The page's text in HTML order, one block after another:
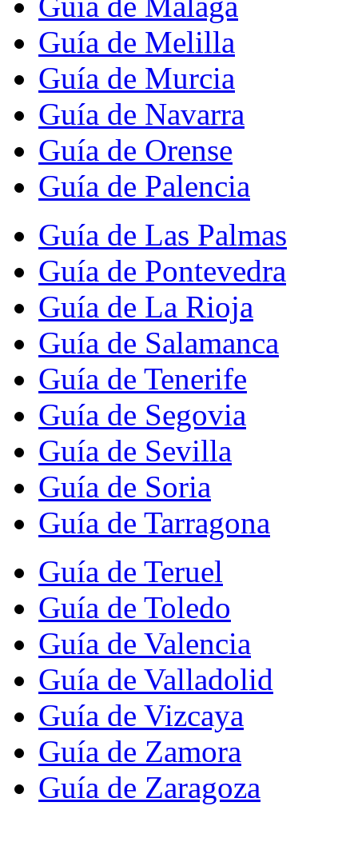
Guía de Melilla
Guía de Murcia
Guía de Navarra
Guía de Orense
Guía de Palencia
Guía de Las Palmas
Guía de Pontevedra
Guía de La Rioja
Guía de Salamanca
Guía de Tenerife
Guía de Segovia
Guía de Sevilla
Guía de Soria
Guía de Tarragona
Guía de Teruel
Guía de Toledo
Guía de Valencia
Guía de Valladolid
Guía de Vizcaya
Guía de Zamora
Guía de Zaragoza